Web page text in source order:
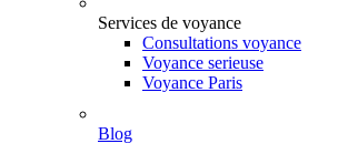
Services de voyance
Consultations voyance
Voyance serieuse
Voyance Paris
Blog